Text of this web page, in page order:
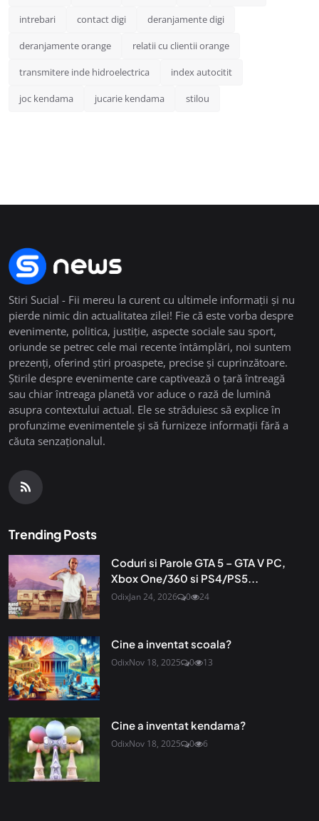
intrebari contact digi deranjamente digi
deranjamente orange relatii cu clientii orange
transmitere inde hidroelectrica index autocitit
joc kendama jucarie kendama stilou
Stiri Sucial - Fii mereu la curent cu ultimele informații și nu
pierde nimic din actualitatea zilei! Fie că este vorba despre
evenimente, politica, justiție, aspecte sociale sau sport,
oriunde se petrec cele mai recente întâmplări, noi suntem
prezenți, oferind știri proaspete, precise și cuprinzătoare.
Știrile despre evenimente care captivează o țară întreagă
sau chiar întreaga planetă vor aduce o rază de lumină
asupra contextului actual. Ele se străduiesc să explice în
profunzime evenimentele și să furnizeze informații fără a
căuta senzaționalul.
Trending Posts
Coduri si Parole GTA 5 – GTA V PC,
Xbox One/360 si PS4/PS5...
OdixJan 24, 2026 0 24
Cine a inventat scoala?
OdixNov 18, 2025 0 13
Cine a inventat kendama?
OdixNov 18, 2025 0 6